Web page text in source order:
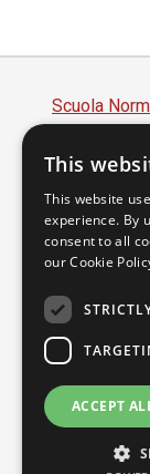
Scuola
Piazza dei
Codice
Partita IVA
Privacy
This
This website
experience. By
consent to all
our Cookie
ACCEPT